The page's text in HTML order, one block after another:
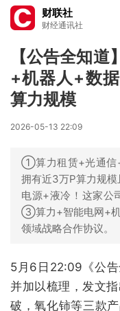
财联社
财经通讯社
【公告全知
+机器人+数
算力规模
2026-05-13 22:09
①算力租赁+光通信
拥有近3万P算力规
电源+液冷！这家公
③算力+智能电网+机
领域战略合作协议。
5月6日22:09《公告
并加以梳理，发文
破，氧化铈等三款